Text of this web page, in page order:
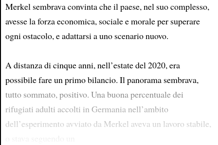
Merkel sembrava convinta che il paese, nel suo complesso,
avesse la forza economica, sociale e morale per superare
ogni ostacolo, e adattarsi a uno scenario nuovo.
A distanza di cinque anni, nell’estate del 2020, era
possibile fare un primo bilancio. Il panorama sembrava,
tutto sommato, positivo. Una buona percentuale dei
rifugiati adulti accolti in Germania nell’ambito
dell’esperimento avviato da Merkel aveva un lavoro stabile,